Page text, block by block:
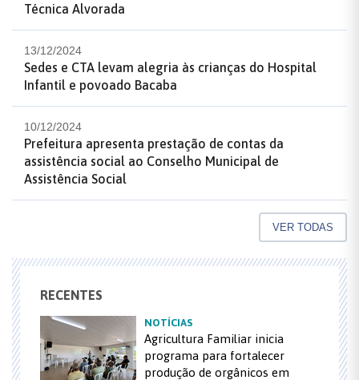
Técnica Alvorada
13/12/2024
Sedes e CTA levam alegria às crianças do Hospital
Infantil e povoado Bacaba
10/12/2024
Prefeitura apresenta prestação de contas da
assistência social ao Conselho Municipal de
Assistência Social
VER TODAS
RECENTES
NOTÍCIAS
Agricultura Familiar inicia
programa para fortalecer
produção de orgânicos em